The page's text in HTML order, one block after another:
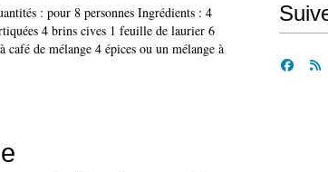
: pour 8 personnes Ingrédients : 4
4 brins cives 1 feuille de laurier 6
de mélange 4 épices ou un mélange à